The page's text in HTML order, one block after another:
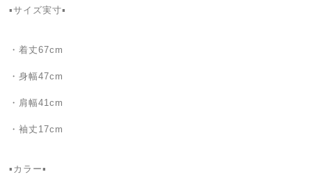
▪️サイズ実寸▪️
・着丈67cm
・身幅47cm
・肩幅41cm
・袖丈17cm
▪️カラー▪️